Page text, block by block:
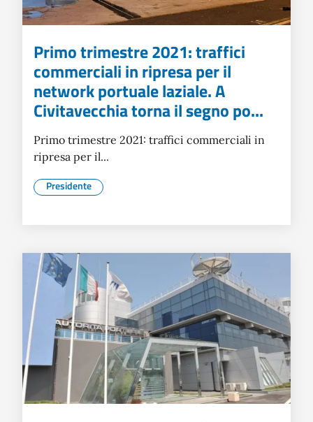
Primo trimestre 2021: traffici
commerciali in ripresa per il
network portuale laziale. A
Civitavecchia torna il segno po...
Primo trimestre 2021: traffici commerciali in
ripresa per il...
Presidente